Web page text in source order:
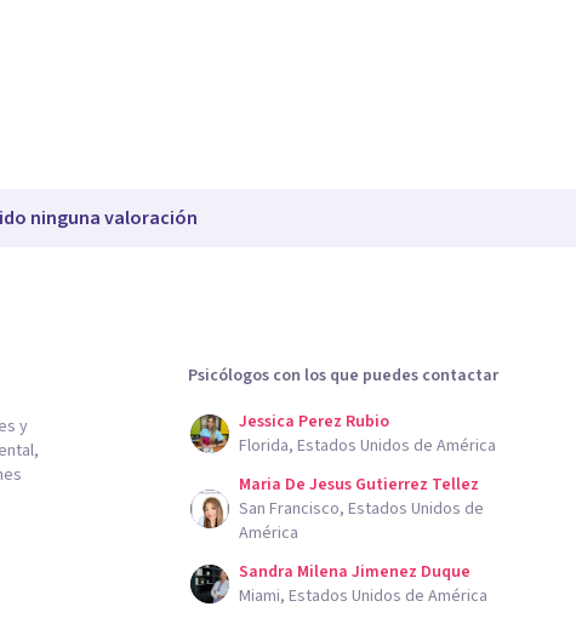
ninguna valoración
y
Psicólogos con los que puedes contactar
Jessica Perez Rubio
Florida, Estados Unidos de América
Maria De Jesus Gutierrez Tellez
San Francisco, Estados Unidos de
América
Sandra Milena Jimenez Duque
Miami, Estados Unidos de América